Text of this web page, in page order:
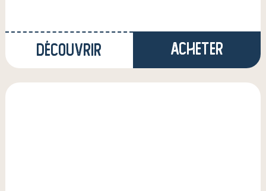
Découvrir Acheter